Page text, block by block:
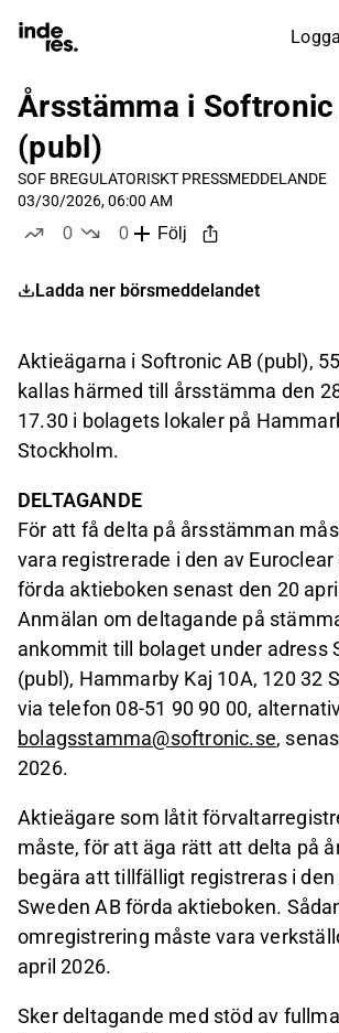
Årsstämma i Softronic
(publ)
SOF BREGULATORISKT PRESSMEDDELANDE
03/30/2026, 06:00 AM
0
0
Följ
Ladda ner börsmeddelandet
Aktieägarna i Softronic AB (publ),
kallas härmed till årsstämma den
17.30 i bolagets lokaler på
Stockholm.
DELTAGANDE
För att få delta på årsstämman
vara registrerade i den av Euroclear
förda aktieboken senast den 20
Anmälan om deltagande på
ankommit till bolaget under adress
(publ), Hammarby Kaj 10A, 120 32
via telefon 08-51 90 90 00,
bolagsstamma@softronic.se,
2026.
Aktieägare som låtit
måste, för att äga rätt att delta på
begära att tillfälligt registreras i den
Sweden AB förda aktieboken.
omregistrering måste vara
april 2026.
Sker deltagande med stöd av